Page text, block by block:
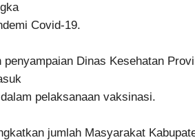
Covid-19.
penyampaian Dinas Kesehatan
pelaksanaan vaksinasi.
jumlah Masyarakat